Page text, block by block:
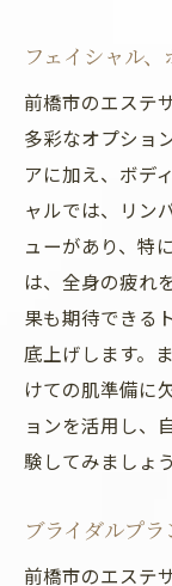
フェイシャル
前橋市のエステ
多彩なオプショ
アに加え、ボデ
ャルでは、リン
ューがあり、特
は、全身の疲れ
果も期待できる
底上げします。
けての肌準備に
ョンを活用し、
験してみましょう
ブライダルプ
前橋市のエステ